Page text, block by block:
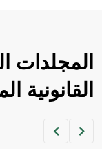
المجلدات
القانونية